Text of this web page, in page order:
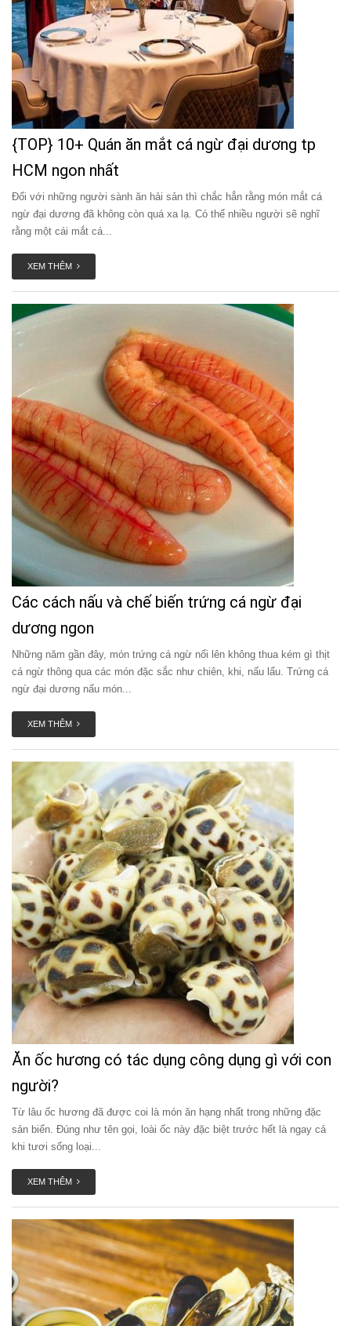
{TOP} 10+ Quán ăn mắt cá ngừ đại dương tp
HCM ngon nhất
Đối với những người sành ăn hải sản thì chắc hẳn rằng món mắt cá
ngừ đại dương đã không còn quá xa lạ. Có thể nhiều người sẽ nghĩ
rằng một cái mắt cá...
XEM THÊM
Các cách nấu và chế biến trứng cá ngừ đại
dương ngon
Những năm gần đây, món trứng cá ngừ nổi lên không thua kém gì thịt
cá ngừ thông qua các món đặc sắc như chiên, khi, nấu lẩu. Trứng cá
ngừ đại dương nấu món...
XEM THÊM
Ăn ốc hương có tác dụng công dụng gì với con
người?
Từ lâu ốc hương đã được coi là món ăn hạng nhất trong những đặc
sản biển. Đúng như tên gọi, loài ốc này đặc biệt trước hết là ngay cả
khi tươi sống loại...
XEM THÊM